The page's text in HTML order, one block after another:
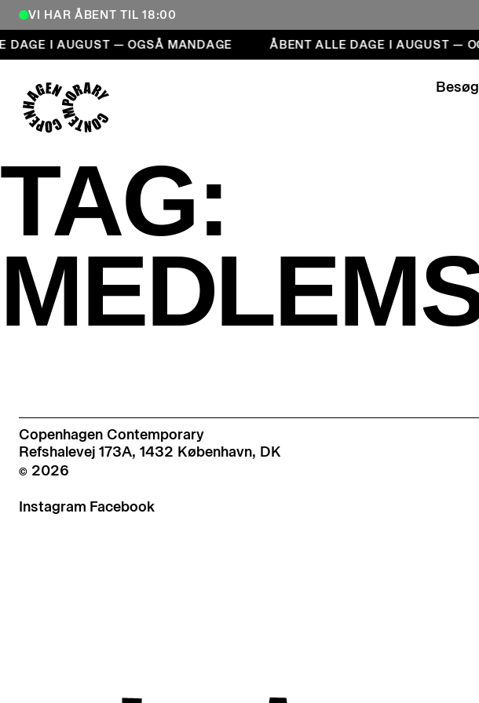
VI HAR ÅBENT TIL 18:00
Åbent alle dage i august — også mandage
DAGE I AUGUST — OGSÅ MANDAGE ÅBENT ALLE DAGE I AUGUST —
Besøg
TAG:
Copenhagen Contemporary
Refshalevej 173A, 1432 København, DK
© 2026
Instagram Facebook